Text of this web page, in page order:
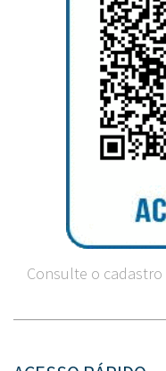
Consulte o